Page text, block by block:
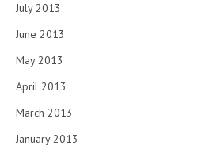
July 2013
June 2013
May 2013
April 2013
March 2013
January 2013